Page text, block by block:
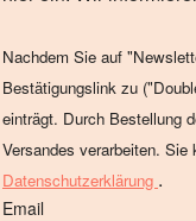
Nachdem Sie auf
Bestätigungslink zu
einträgt. Durch Bestellung
Versandes verarbeiten.
Datenschutzerklärung .
Email